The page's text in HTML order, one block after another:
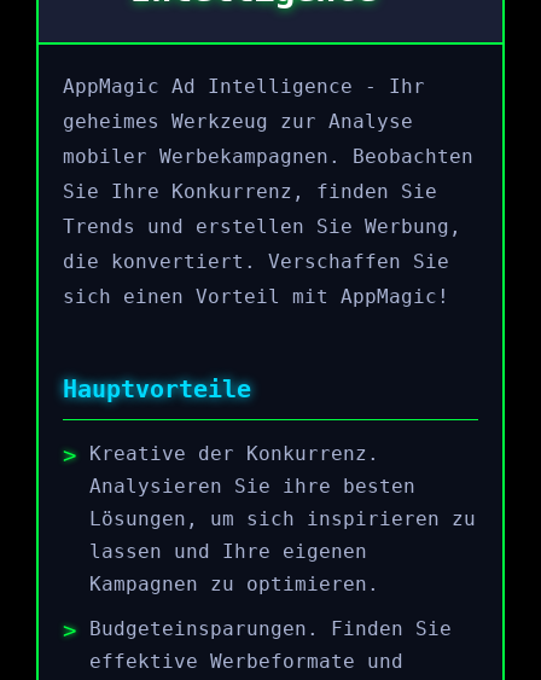
AppMagic Ad Intelligence - Ihr
geheimes Werkzeug zur Analyse
mobiler Werbekampagnen. Beobachten
Sie Ihre Konkurrenz, finden Sie
Trends und erstellen Sie Werbung,
die konvertiert. Verschaffen Sie
sich einen Vorteil mit AppMagic!
Hauptvorteile
Kreative der Konkurrenz.
Analysieren Sie ihre besten
Lösungen, um sich inspirieren zu
lassen und Ihre eigenen
Kampagnen zu optimieren.
Budgeteinsparungen. Finden Sie
effektive Werbeformate und